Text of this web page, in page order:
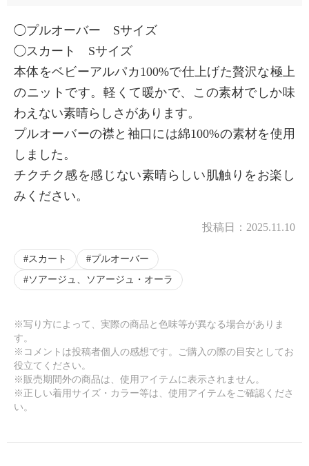
◯プルオーバー Sサイズ
◯スカート Sサイズ
本体をベビーアルパカ100%で仕上げた贅沢な極上
のニットです。軽くて暖かで、この素材でしか味
わえない素晴らしさがあります。
プルオーバーの襟と袖口には綿100%の素材を使用
しました。
チクチク感を感じない素晴らしい肌触りをお楽し
みください。
投稿日： 2025.11.10
スカート
プルオーバー
ソアージュ、ソアージュ・オーラ
※写り方によって、実際の商品と色味等が異なる場合がありま
す。
※コメントは投稿者個人の感想です。ご購入の際の目安としてお
役立てください。
※販売期間外の商品は、使用アイテムに表示されません。
※正しい着用サイズ・カラー等は、使用アイテムをご確認くださ
い。